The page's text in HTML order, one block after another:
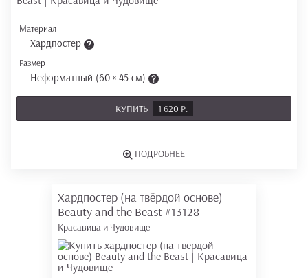
Материал
Хардпостер
Размер
Неформатный (60 × 45 см)
КУПИТЬ 1 620 Р.
ПОДРОБНЕЕ
Хардпостер (на твёрдой основе)
Beauty and the Beast #13128
Красавица и Чудовище